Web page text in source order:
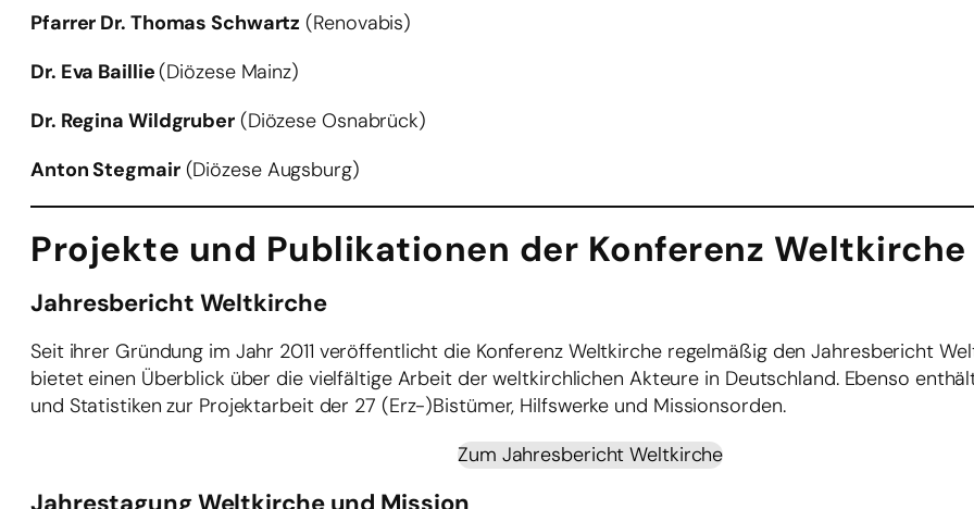
Pfarrer Dr. Thomas Schwartz (Renovabis)
Dr. Eva Baillie (Diözese Mainz)
Dr. Regina Wildgruber(Diözese Osnabrück)
Anton Stegmair(Diözese Augsburg)
Projekte und Publikationen der Konferenz Weltkirche
Jahresbericht Weltkirche
Seit ihrer Gründung im Jahr 2011 veröffentlicht die Konferenz Weltkirche regelmäßig den Jahresbericht
bietet einen Überblick über die vielfältige Arbeit der weltkirchlichen Akteure in Deutschland. Ebenso
und Statistiken zur Projektarbeit der 27 (Erz-)Bistümer, Hilfswerke und Missionsorden.
Zum Jahresbericht Weltkirche